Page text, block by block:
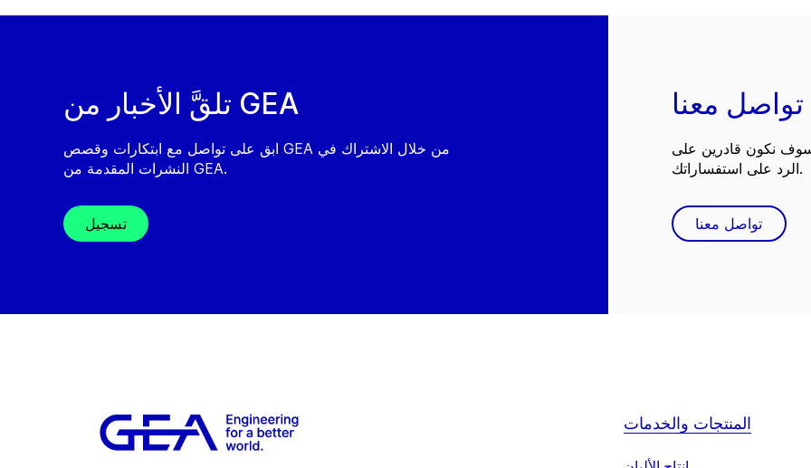
تلقَّ الأخبار من GEA
ابق على تواصل مع ابتكارات وقصص GEA من خلال الاشتراك في
النشرات المقدمة من GEA.
تسجيل
تواصل معنا
نكون قادرين على
الرد على استفساراتك.
تواصل معنا
المنتجات والخدمات